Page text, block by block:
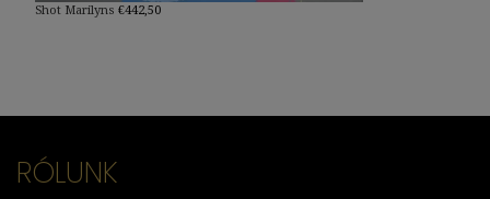
Shot Marilyns €442,50
RÓLUNK